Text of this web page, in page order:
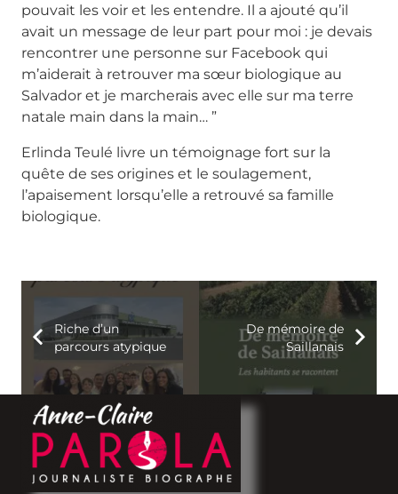
pouvait les voir et les entendre. Il a ajouté qu’il
avait un message de leur part pour moi : je devais
rencontrer une personne sur Facebook qui
m’aiderait à retrouver ma sœur biologique au
Salvador et je marcherais avec elle sur ma terre
natale main dans la main… ”
Erlinda Teulé livre un témoignage fort sur la
quête de ses origines et le soulagement,
l’apaisement lorsqu’elle a retrouvé sa famille
biologique.
Riche d’un
parcours atypique
De mémoire de
Saillanais